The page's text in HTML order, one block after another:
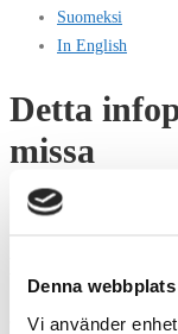
Denna
Vi använder
Suomeksi
In English
Detta
missa
Publicerad den
arrangeras av VSF i